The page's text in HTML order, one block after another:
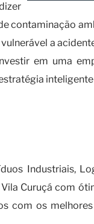
contaminação
a
em uma
Industriais,
Curuçá com
com os